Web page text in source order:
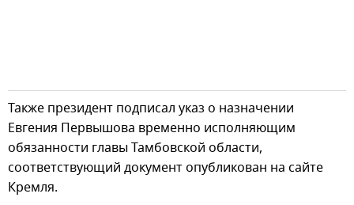
Также президент подписал указ о назначении
Евгения Первышова временно исполняющим
обязанности главы Тамбовской области,
соответствующий документ опубликован на сайте
Кремля.